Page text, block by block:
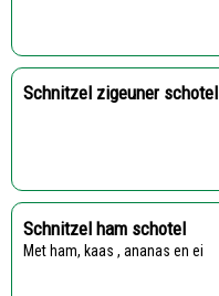
Schnitzel zigeuner schotel
Schnitzel ham schotel
Met ham, kaas , ananas en ei